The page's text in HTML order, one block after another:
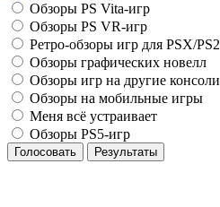
Обзоры PS Vita-игр
Обзоры PS VR-игр
Ретро-обзоры игр для PSX/PS2
Обзоры графических новелл
Обзоры игр на другие консоли
Обзоры на мобильные игры
Меня всё устраивает
Обзоры PS5-игр
Голосовать Результаты